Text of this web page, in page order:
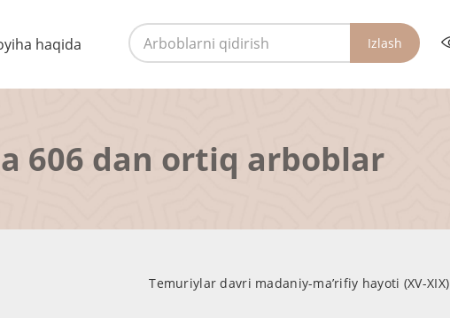
haqida Izlash
606 dan ortiq arboblar
Temuriylar davri madaniy-ma’rifiy hayoti (XV-XIX)